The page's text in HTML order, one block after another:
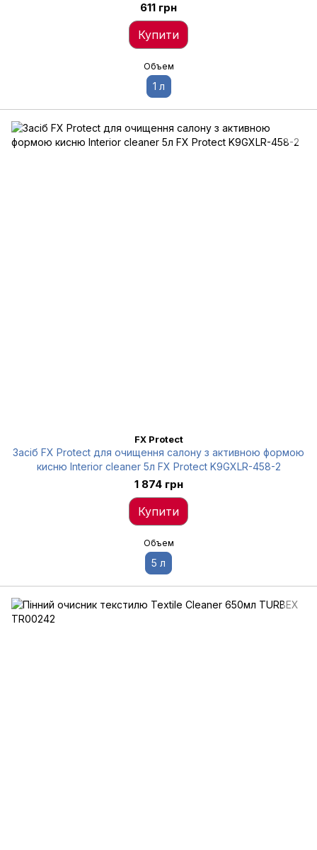
611 грн
Купити
Объем
1 л
FX Protect
Засіб FX Protect для очищення салону з активною формою
кисню Interior cleaner 5л FX Protect K9GXLR-458-2
1 874 грн
Купити
Объем
5 л